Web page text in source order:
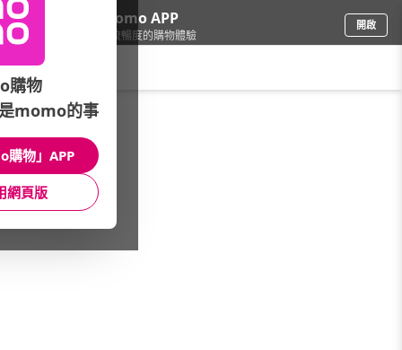
下載momo APP
給你3倍流暢度的購物體驗
開啟
車/汽車百貨/配件品牌總覽
館長推薦 月銷量
購物
momo的事
購物」APP
網頁版